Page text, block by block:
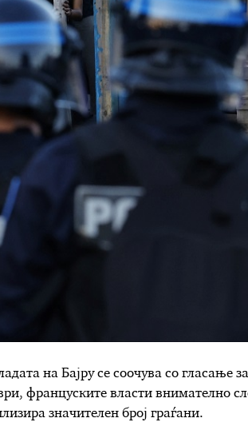
на Бајру се соочува со гласање
француските власти внимателно
значителен број граѓани.